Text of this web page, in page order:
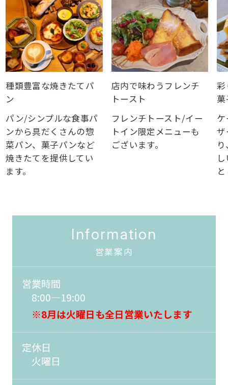
富な焼きたてパ
ンプルな食事パ
具だくさんの惣
、菓子パンなど
てを提供してい
店内で味わうフレンチ
トースト
フレンチトースト/イー
トイン限定メニューも
ございます。
彩り豊
ケーキ/
ザート
り、ゆ
しいた
とした
Information
営業案内
営業時間
8:00―19:00
※8月は火曜日も全日営業いたします
定休日
火曜日